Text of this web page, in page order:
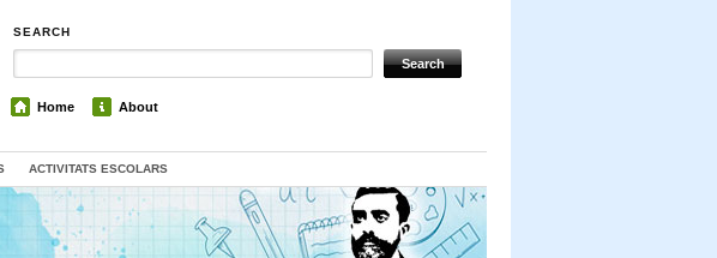
SEARCH
Home About
ACTIVITATS ESCOLARS